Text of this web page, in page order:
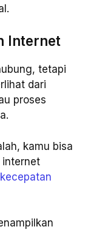
Internet
tetapi
dari
proses
kamu bisa
internet